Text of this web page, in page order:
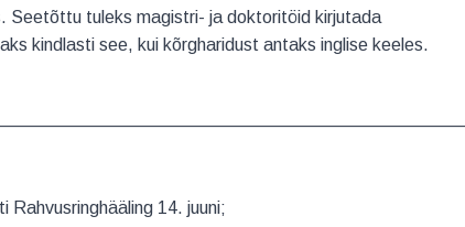
Seetõttu tuleks magistri- ja doktoritöid kirjutada
kindlasti see, kui kõrgharidust antaks inglise keeles.
Rahvusringhääling 14. juuni;